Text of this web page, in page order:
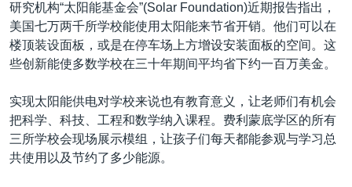
研究机构“太阳能基金会”(Solar Foundation)近期报告指出，
美国七万两千所学校能使用太阳能来节省开销。他们可以在
楼顶装设面板，或是在停车场上方增设安装面板的空间。这
些创新能使多数学校在三十年期间平均省下约一百万美金。
实现太阳能供电对学校来说也有教育意义，让老师们有机会
把科学、科技、工程和数学纳入课程。费利蒙底学区的所有
三所学校会现场展示模组，让孩子们每天都能参观与学习总
共使用以及节约了多少能源。